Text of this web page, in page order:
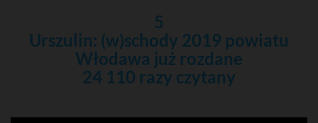
5
Urszulin: (w)schody 2019 powiatu
Włodawa już rozdane
24 110 razy czytany